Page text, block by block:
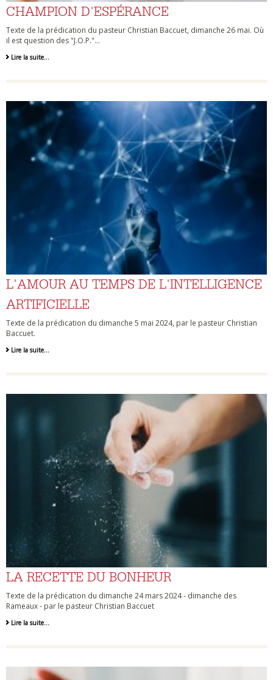
CHAMPION D'ESPÉRANCE
Texte de la prédication du pasteur Christian Baccuet, dimanche 26 mai. Où
il est question des "J.O.P."...
Lire la suite…
L'AMOUR AU TEMPS DE L'INTELLIGENCE
ARTIFICIELLE
Texte de la prédication du dimanche 5 mai 2024, par le pasteur Christian
Baccuet.
Lire la suite…
LA RECETTE DU BONHEUR
Texte de la prédication du dimanche 24 mars 2024 - dimanche des
Rameaux - par le pasteur Christian Baccuet
Lire la suite…